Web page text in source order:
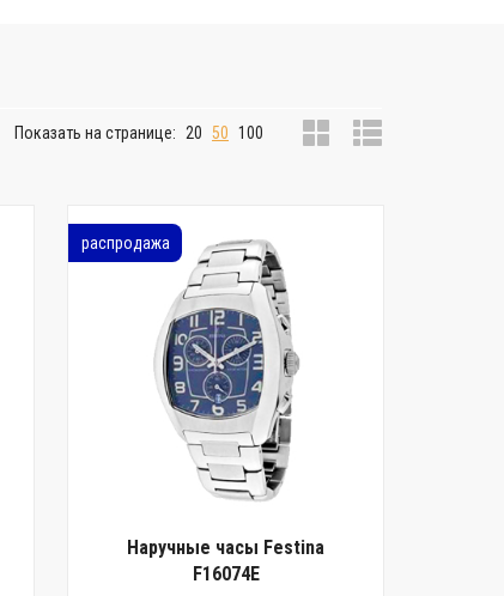
Показать на странице: 20 50 100
распродажа
Наручные часы Festina
F16074E